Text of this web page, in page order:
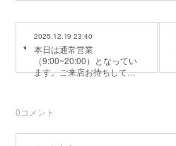
2025.12.19 23:40
本日は通常営業
（9:00~20:00）となってい
ます。ご来店お待ちして…
0コメント